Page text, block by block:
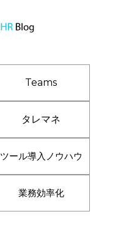
Teams
タレマネ
ツール導入ノウハウ
業務効率化